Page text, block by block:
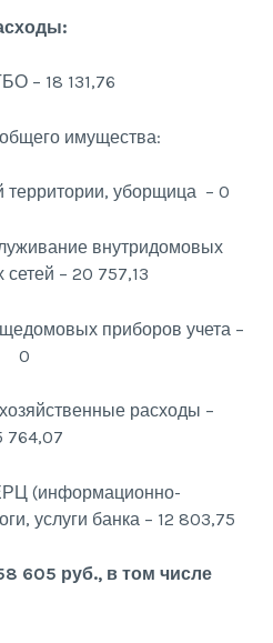
– 18 131,76
имущества:
территории, уборщица – 0
внутридомовых
– 20 757,13
приборов учета –
0
расходы –
764,07
(информационно-
услуги банка – 12 803,75
605 руб., в том числе